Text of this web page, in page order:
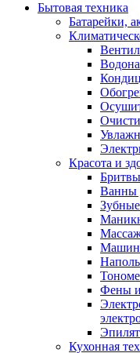
Бытовая техника
Батарейки,
Красота и
Бритвы
Ванны
Фены и
Кухонная